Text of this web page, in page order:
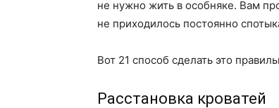
не нужно жить в особняке. Вам
не приходилось постоянно
Вот 21 способ сделать это
Расстановка кроватей